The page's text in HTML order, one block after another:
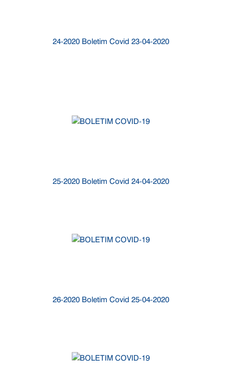
24-2020 Boletim Covid 23-04-2020
25-2020 Boletim Covid 24-04-2020
26-2020 Boletim Covid 25-04-2020